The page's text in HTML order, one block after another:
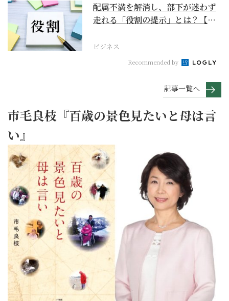
配属不満を解消し、部下が迷わず
走れる「役割の提示」とは？【ビ
ビジネス
Recommended by
記事一覧へ
市毛良枝『百歳の景色見たいと母は言
い』